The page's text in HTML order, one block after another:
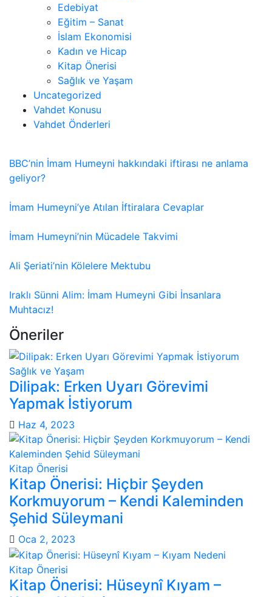
Edebiyat
Eğitim – Sanat
İslam Ekonomisi
Kadın ve Hicap
Kitap Önerisi
Sağlık ve Yaşam
Uncategorized
Vahdet Konusu
Vahdet Önderleri
BBC’nin İmam Humeyni hakkındaki iftirası ne anlama
geliyor?
İmam Humeyni’ye Atılan İftiralara Cevaplar
İmam Humeyni’nin Mücadele Takvimi
Ali Şeriati’nin Kölelere Mektubu
Iraklı Sünni Alim: İmam Humeyni Gibi İnsanlara
Muhtacız!
Öneriler
Sağlık ve Yaşam
Dilipak: Erken Uyarı Görevimi
Yapmak İstiyorum
Haz 4, 2023
Kitap Önerisi
Kitap Önerisi: Hiçbir Şeyden
Korkmuyorum – Kendi Kaleminden
Şehid Süleymani
Oca 2, 2023
Kitap Önerisi
Kitap Önerisi: Hüseynî Kıyam –